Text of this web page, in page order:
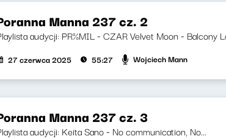
Manna 237 cz. 2
audycji: PR%MIL - CZAR Velvet Moon - Balcony
27 czerwca 2025 55:27 Wojciech Mann
Manna 237 cz. 3
audycji: Keita Sano - No communication, No...